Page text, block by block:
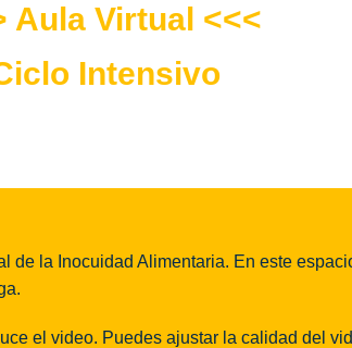
Aula Virtual <<<
Intensivo
de la Inocuidad Alimentaria. En este
el video. Puedes ajustar la calidad del